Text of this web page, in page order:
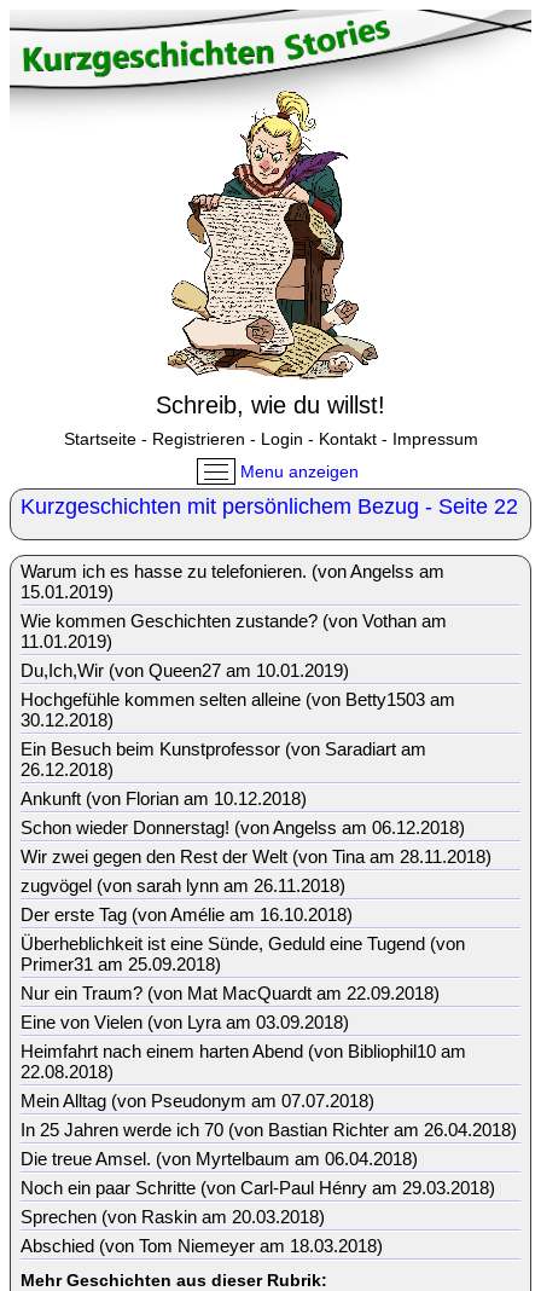
Schreib, wie du willst!
Startseite- Registrieren - Login - Kontakt- Impressum
Menu anzeigen
Kurzgeschichten mit persönlichem Bezug - Seite 22
Warum ich es hasse zu telefonieren. (von Angelss am
15.01.2019)
Wie kommen Geschichten zustande? (von Vothan am
11.01.2019)
Du,Ich,Wir (von Queen27 am 10.01.2019)
Hochgefühle kommen selten alleine (von Betty1503 am
30.12.2018)
Ein Besuch beim Kunstprofessor (von Saradiart am
26.12.2018)
Ankunft (von Florian am 10.12.2018)
Schon wieder Donnerstag! (von Angelss am 06.12.2018)
Wir zwei gegen den Rest der Welt (von Tina am 28.11.2018)
zugvögel (von sarah lynn am 26.11.2018)
Der erste Tag (von Amélie am 16.10.2018)
Überheblichkeit ist eine Sünde, Geduld eine Tugend (von
Primer31 am 25.09.2018)
Nur ein Traum? (von Mat MacQuardt am 22.09.2018)
Eine von Vielen (von Lyra am 03.09.2018)
Heimfahrt nach einem harten Abend (von Bibliophil10 am
22.08.2018)
Mein Alltag (von Pseudonym am 07.07.2018)
In 25 Jahren werde ich 70 (von Bastian Richter am 26.04.2018)
Die treue Amsel. (von Myrtelbaum am 06.04.2018)
Noch ein paar Schritte (von Carl-Paul Hénry am 29.03.2018)
Sprechen (von Raskin am 20.03.2018)
Abschied (von Tom Niemeyer am 18.03.2018)
Mehr Geschichten aus dieser Rubrik: